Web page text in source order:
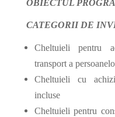
OBIECTUL
CATEGORII DE
Cheltuieli pentru
transport a
Cheltuieli cu
incluse
Cheltuieli pentru